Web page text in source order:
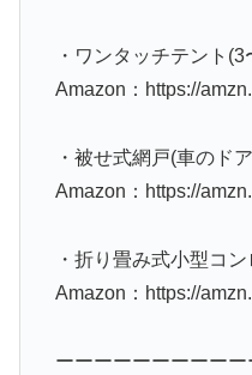
・ワンタッチテント(3
Amazon：https://
・被せ式網戸(車のド
Amazon：https://
・折り畳み式小型コン
Amazon：https://
ーーーーーーーーー